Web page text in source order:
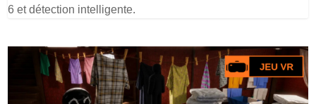
6 et détection intelligente.